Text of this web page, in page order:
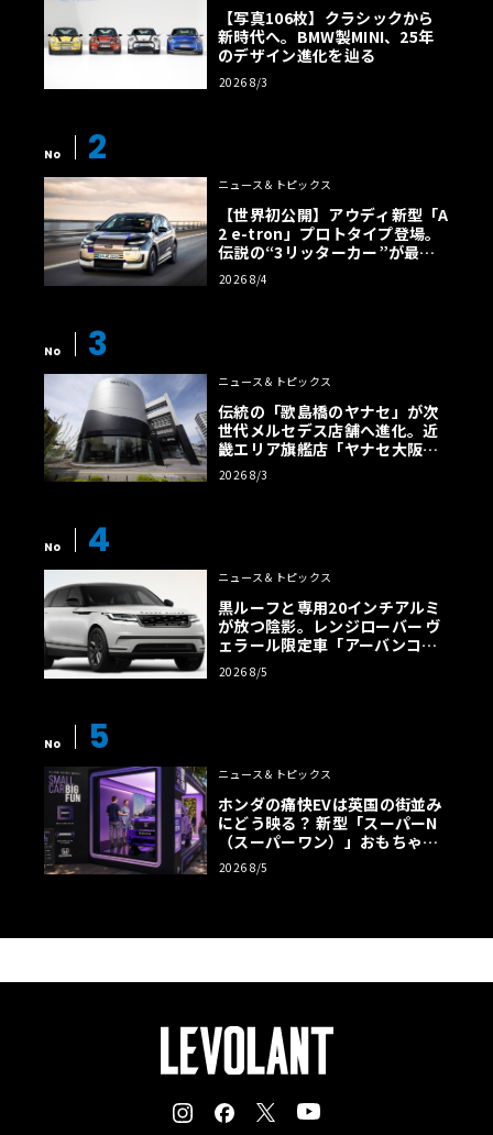
【写真106枚】クラシックから
新時代へ。BMW製MINI、25年
のデザイン進化を辿る
2026 8/3
No 2
ニュース＆トピックス
【世界初公開】アウディ新型「A
2 e-tron」プロトタイプ登場。
伝説の“3リッターカー”が最高
効率エントリーBEVとして復活
【画像38枚】
2026 8/4
No 3
ニュース＆トピックス
伝統の「歌島橋のヤナセ」が次
世代メルセデス店舗へ進化。近
畿エリア旗艦店「ヤナセ大阪支
店」がリニューアル
2026 8/3
No 4
ニュース＆トピックス
黒ルーフと専用20インチアルミ
が放つ陰影。レンジローバー ヴ
ェラール限定車「アーバンコン
トラスト・エディション」登場
2026 8/5
No 5
ニュース＆トピックス
ホンダの痛快EVは英国の街並み
にどう映る？ 新型「スーパーN
（スーパーワン）」おもちゃ箱
ツアーの全貌
2026 8/5